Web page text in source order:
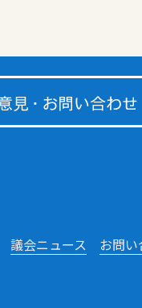
議会ニュース お問い